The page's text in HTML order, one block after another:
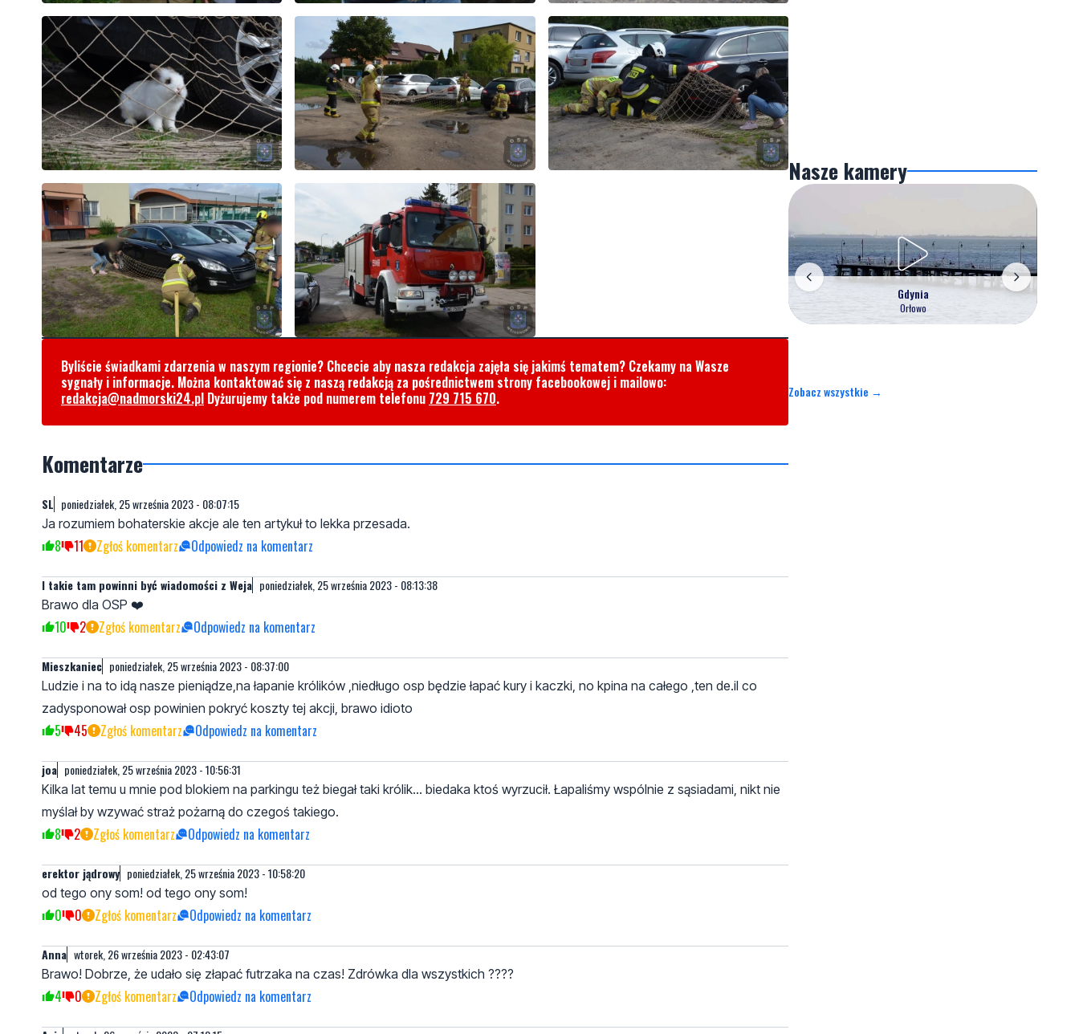
Byliście świadkami zdarzenia w naszym regionie? Chcecie aby nasza redakcja zajęła się jakimś tematem? Czekamy na Wasze
sygnały i informacje. Można kontaktować się z naszą redakcją za pośrednictwem strony facebookowej i mailowo:
redakcja@nadmorski24.pl Dyżurujemy także pod numerem telefonu 729 715 670.
Komentarze
SL poniedziałek, 25 września 2023 - 08:07:15
Ja rozumiem bohaterskie akcje ale ten artykuł to lekka przesada.
8 11 Zgłoś komentarz Odpowiedz na komentarz
I takie tam powinni być wiadomości z Weja poniedziałek, 25 września 2023 - 08:13:38
Brawo dla OSP ❤️
10 2 Zgłoś komentarz Odpowiedz na komentarz
Mieszkaniec poniedziałek, 25 września 2023 - 08:37:00
Ludzie i na to idą nasze pieniądze,na łapanie królików ,niedługo osp będzie łapać kury i kaczki, no kpina na całego ,ten de.il co
zadysponował osp powinien pokryć koszty tej akcji, brawo idioto
5 45 Zgłoś komentarz Odpowiedz na komentarz
joa poniedziałek, 25 września 2023 - 10:56:31
Kilka lat temu u mnie pod blokiem na parkingu też biegał taki królik... biedaka ktoś wyrzucił. Łapaliśmy wspólnie z sąsiadami, nikt nie
myślał by wzywać straż pożarną do czegoś takiego.
8 2 Zgłoś komentarz Odpowiedz na komentarz
erektor jądrowy poniedziałek, 25 września 2023 - 10:58:20
od tego ony som! od tego ony som!
0 0 Zgłoś komentarz Odpowiedz na komentarz
Anna wtorek, 26 września 2023 - 02:43:07
Brawo! Dobrze, że udało się złapać futrzaka na czas! Zdrówka dla wszystkich ????
4 0 Zgłoś komentarz Odpowiedz na komentarz
Nasze kamery
Gdynia
Orłowo
Zobacz wszystkie →